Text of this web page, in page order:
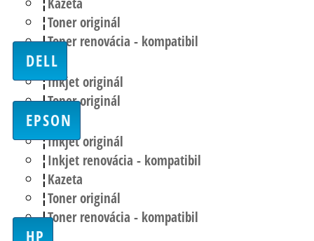
Toner originál
Toner renovácia - kompatibil
DELL
Inkjet originál
Toner originál
EPSON
Inkjet originál
Inkjet renovácia - kompatibil
Kazeta
Toner originál
Toner renovácia - kompatibil